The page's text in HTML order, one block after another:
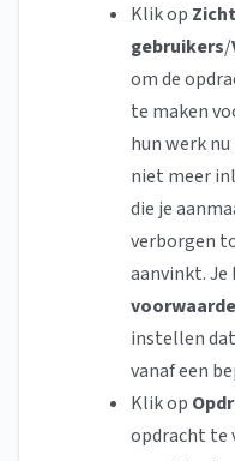
Klik op
gebruikers/
om de
te maken
hun werk
niet meer
die je
verborgen
aanvinkt. Je
instellen
vanaf een
Klik op
opdracht te